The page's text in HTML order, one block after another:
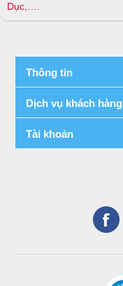
Dục,….
Thông tin
Dịch vụ khách hàng
Tài khoản